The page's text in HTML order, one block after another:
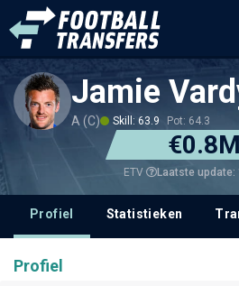
Jamie
A (C) Skill: 63.9 Pot: 64.3
€0.8M
ETV Laatste update:
Profiel Statistieken
Profiel